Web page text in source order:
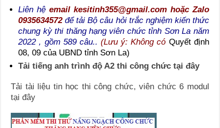
Liên hệemail kesitinh355@gmail.com hoặc Zalo
0935634572để tải Bộ câu hỏi trắc nghiệm kiến thức
chung kỳ thi thăng hạng viên chức tỉnh Sơn La năm
2022 , gồm 589 câu.. (Lưu ý: Không có Quyết định
08, 09 của UBND tỉnh Sơn La)
Tải tiếng anh trình độ A2 thi công chức tại đây
Tải tài liệu tin học thi công chức, viên chức 6 modul
tại đây